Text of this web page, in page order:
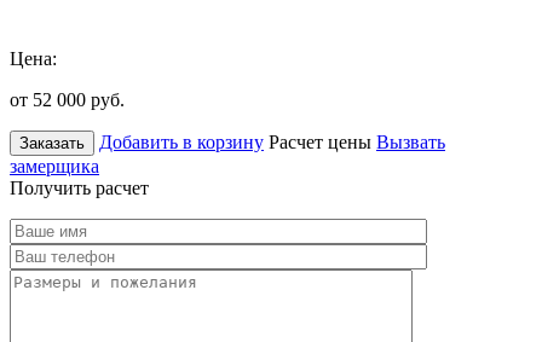
Цена:
от 52 000 руб.
Заказать Добавить в корзину Расчет цены Вызвать
замерщика
Получить расчет